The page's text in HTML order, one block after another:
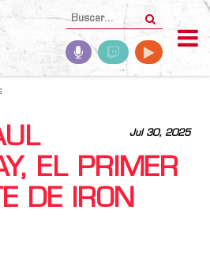
Jul 30, 2025
EL PRIMER
DE IRON